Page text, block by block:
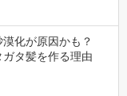
化が原因かも？
ガタ髪を作る理由